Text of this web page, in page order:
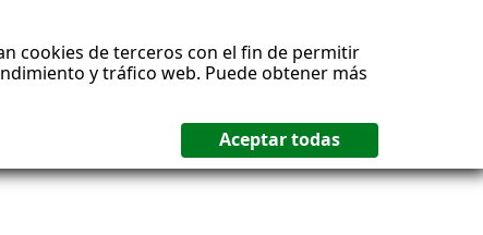
cookies de terceros con el fin de permitir
y tráfico web. Puede obtener más